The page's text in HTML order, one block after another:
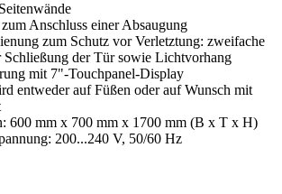
Anschluss einer Absaugung
zum Schutz vor Verletztung: zweifache
Schließung der Tür sowie Lichtvorhang
mit 7"-Touchpanel-Display
entweder auf Füßen oder auf Wunsch mit
600 mm x 700 mm x 1700 mm (B x T x H)
200...240 V, 50/60 Hz